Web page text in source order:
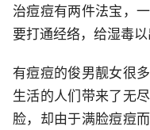
治痘痘有两件法宝，
要打通经络，给湿毒以
有痘痘的俊男靓女很
生活的人们带来了无
脸，却由于满脸痘痘